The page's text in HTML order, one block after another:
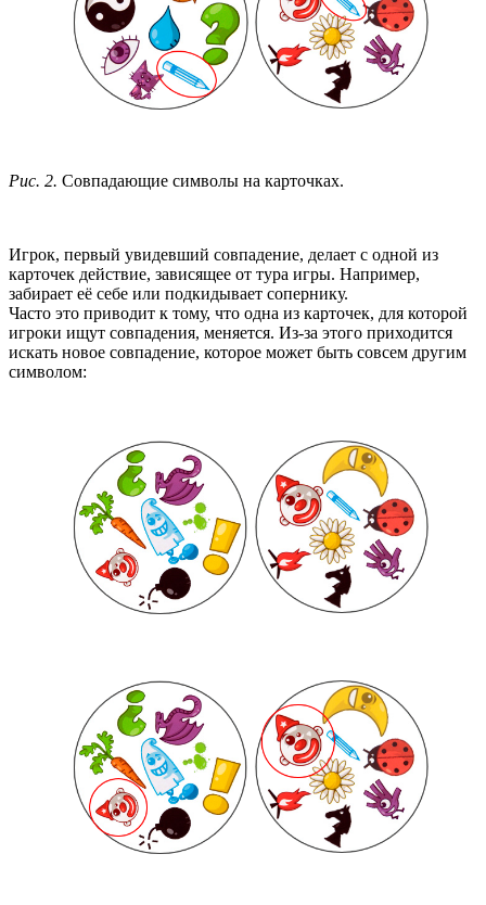
Рис. 2. Совпадающие символы на карточках.
Игрок, первый увидевший совпадение, делает с одной из
карточек действие, зависящее от тура игры. Например,
забирает её себе или подкидывает сопернику.
Часто это приводит к тому, что одна из карточек, для которой
игроки ищут совпадения, меняется. Из-за этого приходится
искать новое совпадение, которое может быть совсем другим
символом: